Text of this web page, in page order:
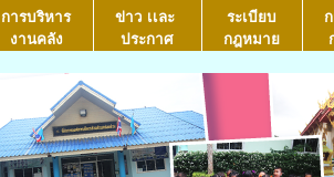
การบริหาร
งานคลัง
ข่าว เเละ
ประกาศ
ระเบียบ
กฎหมาย